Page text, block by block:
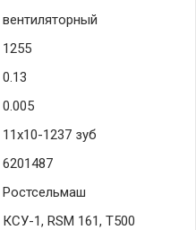
вентиляторный
1255
0.13
0.005
11х10-1237 зуб
6201487
Ростсельмаш
КСУ-1, RSM 161, T500